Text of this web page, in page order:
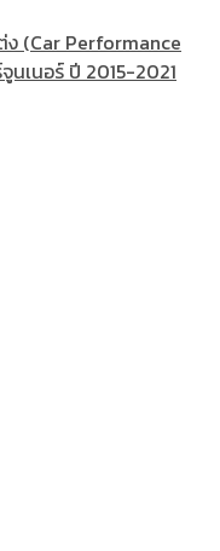
ง (Car Performance
เนอร์ ปี 2015-2021